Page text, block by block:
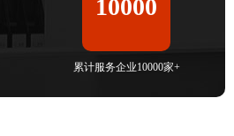
10000
累计服务企业10000家+